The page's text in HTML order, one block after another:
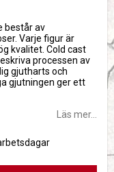
består av
Varje figur är
kvalitet. Cold cast
processen av
gjutharts och
gjutningen ger ett
Läs mer...